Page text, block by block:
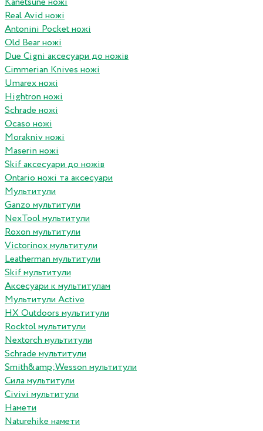
Real Avid ножі
Antonini Pocket ножі
Old Bear ножі
Due Cigni аксесуари до ножів
Cimmerian Knives ножі
Umarex ножі
Hightron ножі
Schrade ножі
Ocaso ножі
Morakniv ножі
Maserin ножі
Skif аксесуари до ножів
Ontario ножі та аксесуари
Мультитули
Ganzo мультитули
NexTool мультитули
Roxon мультитули
Victorinox мультитули
Leatherman мультитули
Skif мультитули
Аксесуари к мультитулам
Мультитули Active
HX Outdoors мультитули
Rocktol мультитули
Nextorch мультитули
Schrade мультитули
Smith&amp;Wesson мультитули
Сила мультитули
Civivi мультитули
Намети
Naturehike намети